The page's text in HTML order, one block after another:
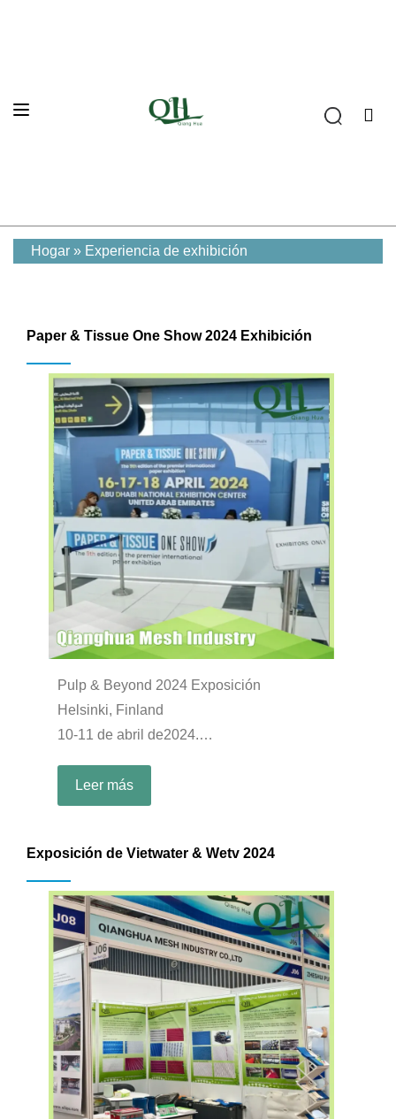
Hogar » Experiencia de exhibición
Paper & Tissue One Show 2024 Exhibición
Pulp & Beyond 2024 Exposición
Helsinki, Finland
10-11 de abril de2024.
Leer más
Exposición de Vietwater & Wetv 2024